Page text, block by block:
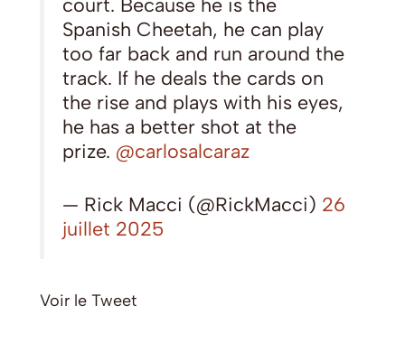
Spanish Cheetah, he can play
too far back and run around the
track. If he deals the cards on
the rise and plays with his eyes,
he has a better shot at the
prize. @carlosalcaraz
— Rick Macci (@RickMacci) 26
juillet 2025
Voir le Tweet